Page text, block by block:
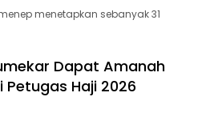
menetapkan sebanyak 31
Dapat Amanah
Haji 2026